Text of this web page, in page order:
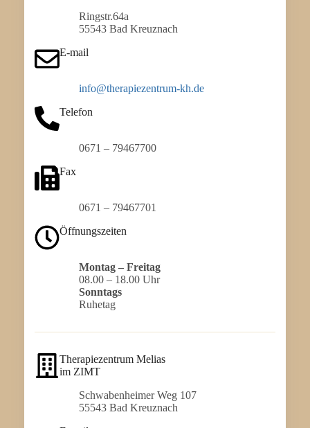
Ringstr.64a
55543 Bad Kreuznach
E-mail
info@therapiezentrum-kh.de
Telefon
0671 – 79467700
Fax
0671 – 79467701
Öffnungszeiten
Montag – Freitag
08.00 – 18.00 Uhr
Sonntags
Ruhetag
Therapiezentrum Melias
im ZIMT
Schwabenheimer Weg 107
55543 Bad Kreuznach